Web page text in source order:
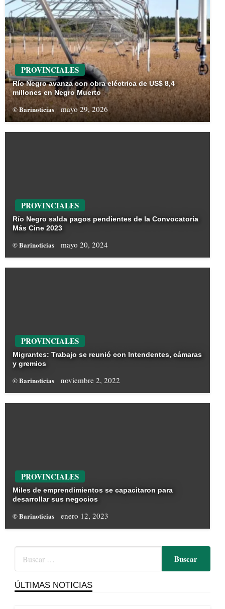
PROVINCIALES
Río Negro avanza con obra eléctrica de US$ 8,4
millones en Negro Muerto
© Barinoticias mayo 29, 2026
PROVINCIALES
Río Negro salda pagos pendientes de la Convocatoria
Más Cine 2023
© Barinoticias mayo 20, 2024
PROVINCIALES
Migrantes: Trabajo se reunió con Intendentes, cámaras
y gremios
© Barinoticias noviembre 2, 2022
PROVINCIALES
Miles de emprendimientos se capacitaron para
desarrollar sus negocios
© Barinoticias enero 12, 2023
ÚLTIMAS NOTICIAS